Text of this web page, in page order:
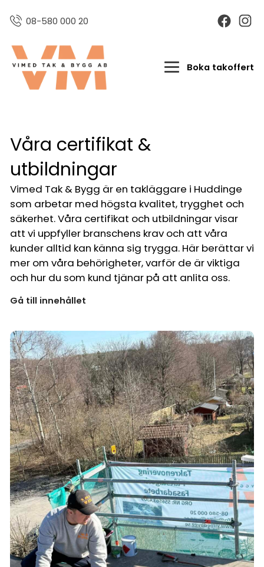
08-580 000 20
Boka takoffert
Våra certifikat &
utbildningar
Vimed Tak & Bygg är en takläggare i Huddinge
som arbetar med högsta kvalitet, trygghet och
säkerhet. Våra certifikat och utbildningar visar
att vi uppfyller branschens krav och att våra
kunder alltid kan känna sig trygga. Här berättar vi
mer om våra behörigheter, varför de är viktiga
och hur du som kund tjänar på att anlita oss.
Gå till innehållet